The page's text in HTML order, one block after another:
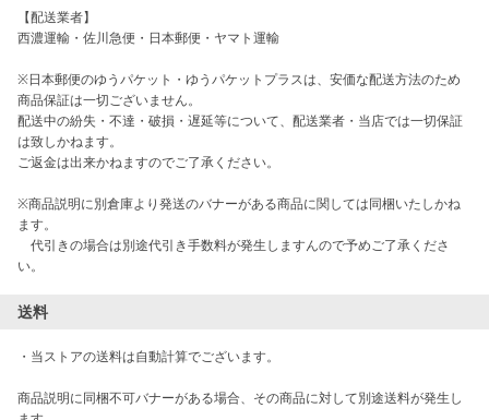
【配送業者】
西濃運輸・佐川急便・日本郵便・ヤマト運輸
※日本郵便のゆうパケット・ゆうパケットプラスは、安価な配送方法のため
商品保証は一切ございません。
配送中の紛失・不達・破損・遅延等について、配送業者・当店では一切保証
は致しかねます。
ご返金は出来かねますのでご了承ください。
※商品説明に別倉庫より発送のバナーがある商品に関しては同梱いたしかね
ます。
代引きの場合は別途代引き手数料が発生しますんので予めご了承くださ
い。
送料
・当ストアの送料は自動計算でございます。
商品説明に同梱不可バナーがある場合、その商品に対して別途送料が発生し